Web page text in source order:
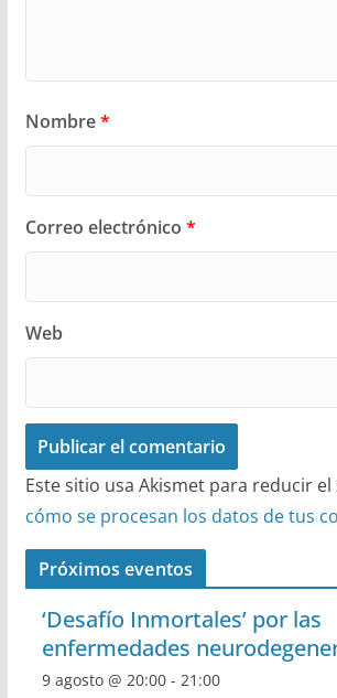
Nombre*
Correo electrónico *
Web
Este sitio usa Akismet para reducir el
cómo se procesan los datos de tus
Próximos eventos
‘Desafío Inmortales’ por las
enfermedades
9 agosto @ 20:00- 21:00